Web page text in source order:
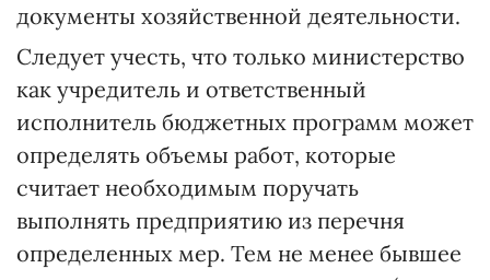
документы хозяйственной деятельности.
Следует учесть, что только министерство
как учредитель и ответственный
исполнитель бюджетных программ может
определять объемы работ, которые
считает необходимым поручать
выполнять предприятию из перечня
определенных мер. Тем не менее бывшее